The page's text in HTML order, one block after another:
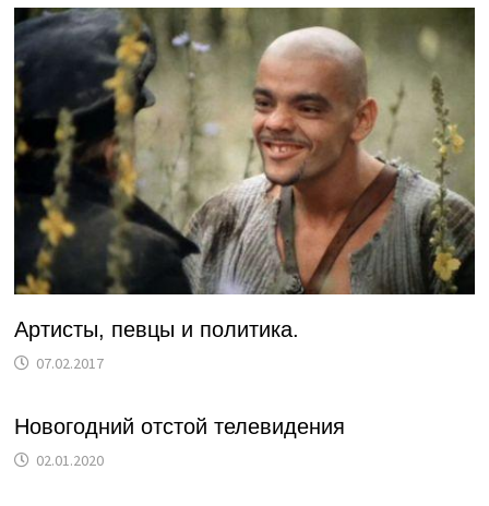
Артисты, певцы и политика.
07.02.2017
Новогодний отстой телевидения
02.01.2020